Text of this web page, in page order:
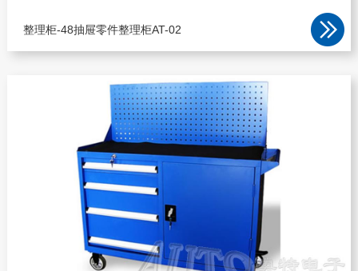
整理柜-48抽屉零件整理柜AT-02